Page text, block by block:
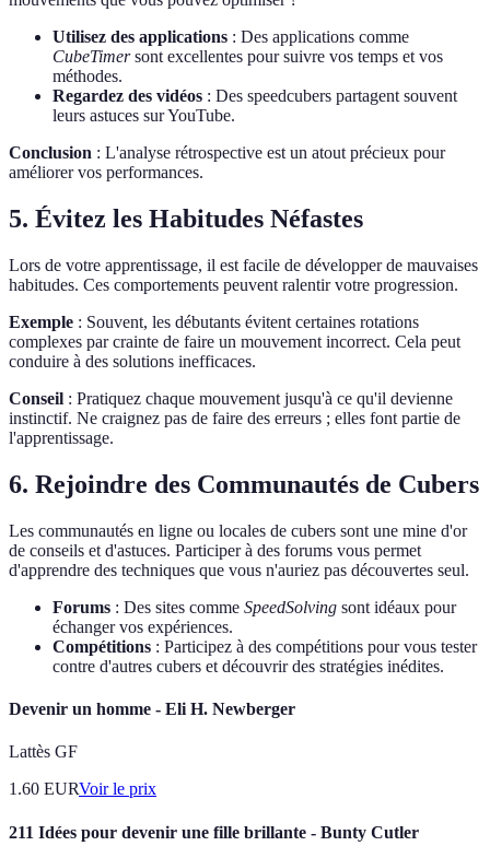
Utilisez des applications : Des applications comme
CubeTimersont excellentes pour suivre vos temps et vos
méthodes.
Regardez des vidéos : Des speedcubers partagent souvent
leurs astuces sur YouTube.
Conclusion : L'analyse rétrospective est un atout précieux pour
améliorer vos performances.
5. Évitez les Habitudes Néfastes
Lors de votre apprentissage, il est facile de développer de mauvaises
habitudes. Ces comportements peuvent ralentir votre progression.
Exemple : Souvent, les débutants évitent certaines rotations
complexes par crainte de faire un mouvement incorrect. Cela peut
conduire à des solutions inefficaces.
Conseil : Pratiquez chaque mouvement jusqu'à ce qu'il devienne
instinctif. Ne craignez pas de faire des erreurs ; elles font partie de
l'apprentissage.
6. Rejoindre des Communautés de Cubers
Les communautés en ligne ou locales de cubers sont une mine d'or
de conseils et d'astuces. Participer à des forums vous permet
d'apprendre des techniques que vous n'auriez pas découvertes seul.
Forums : Des sites comme SpeedSolving sont idéaux pour
échanger vos expériences.
Compétitions : Participez à des compétitions pour vous tester
contre d'autres cubers et découvrir des stratégies inédites.
Devenir un homme - Eli H. Newberger
Lattès GF
1.60 EURVoir le prix
211 Idées pour devenir une fille brillante - Bunty Cutler